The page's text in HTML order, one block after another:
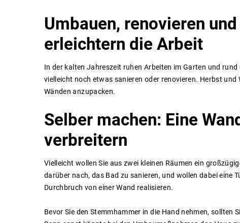
Umbauen, renovieren und
erleichtern die Arbeit
In der kalten Jahreszeit ruhen Arbeiten im Garten und
vielleicht noch etwas sanieren oder renovieren. Herbst
Wänden anzupacken.
Selber machen: Eine
verbreitern
Vielleicht wollen Sie aus zwei kleinen Räumen ein
darüber nach, das Bad zu sanieren, und wollen dabei eine
Durchbruch von einer Wand realisieren.
Bevor Sie den Stemmhammer in die Hand nehmen, sollten